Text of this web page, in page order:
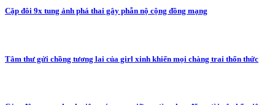
Cặp đôi 9x tung ảnh phá thai gây phẫn nộ cộng đồng mạng
Tâm thư gửi chồng tương lai của girl xinh khiến mọi chàng trai thổn thức